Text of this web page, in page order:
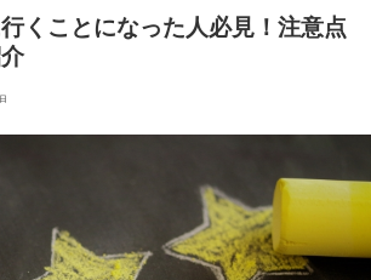
くことになった人必見！注意点